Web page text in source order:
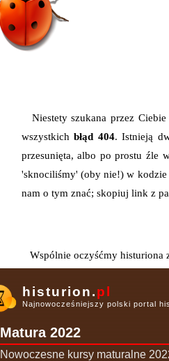
Niestety szukana przez
wszystkichbłąd 404. Istnieją
przesunięta, albo po prostu źle
'sknociliśmy' (oby nie!) w
nam o tym znać; skopiuj link z
Wspólnie oczyśćmy histuriona
histurion.pl
Najnowocześniejszy polski portal
Matura 2022
Nowoczesne kursy maturalne